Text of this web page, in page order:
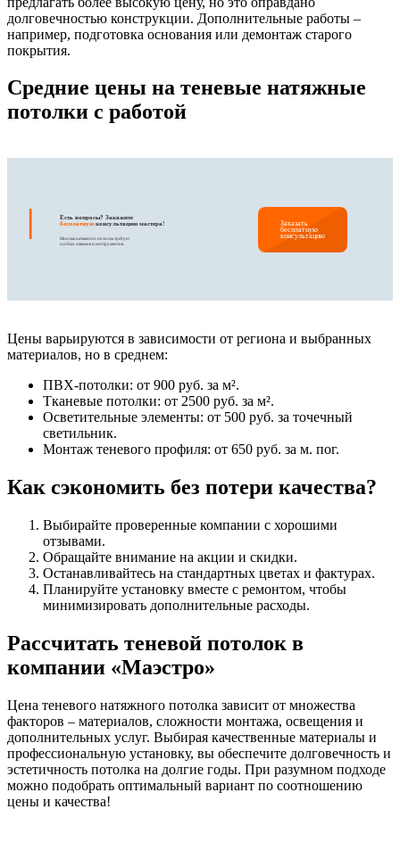
долговечностью конструкции. Дополнительные работы –
например, подготовка основания или демонтаж старого
покрытия.
Средние цены на теневые натяжные
потолки с работой
|
Есть вопросы? Закажите
бесплатнуюконсультацию мастера!
Монтаж натяжного потолка требует
особых навыков и инструментов.
Заказать
бесплатную
консультацию
Цены варьируются в зависимости от региона и выбранных
материалов, но в среднем:
ПВХ-потолки: от 900 руб. за м².
Тканевые потолки: от 2500 руб. за м².
Осветительные элементы: от 500 руб. за точечный
светильник.
Монтаж теневого профиля: от 650 руб. за м. пог.
Как сэкономить без потери качества?
Выбирайте проверенные компании с хорошими
отзывами.
Обращайте внимание на акции и скидки.
Останавливайтесь на стандартных цветах и фактурах.
Планируйте установку вместе с ремонтом, чтобы
минимизировать дополнительные расходы.
Рассчитать теневой потолок в
компании «Маэстро»
Цена теневого натяжного потолка зависит от множества
факторов – материалов, сложности монтажа, освещения и
дополнительных услуг. Выбирая качественные материалы и
профессиональную установку, вы обеспечите долговечность и
эстетичность потолка на долгие годы. При разумном подходе
можно подобрать оптимальный вариант по соотношению
цены и качества!